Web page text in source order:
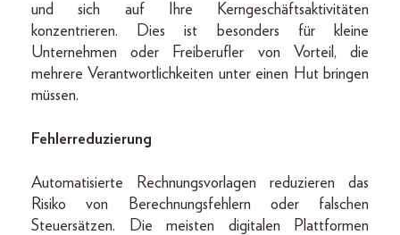
und sich auf Ihre Kerngeschäftsaktivitäten
konzentrieren. Dies ist besonders für kleine
Unternehmen oder Freiberufler von Vorteil, die
mehrere Verantwortlichkeiten unter einen Hut bringen
müssen.
Fehlerreduzierung
Automatisierte Rechnungsvorlagen reduzieren das
Risiko von Berechnungsfehlern oder falschen
Steuersätzen. Die meisten digitalen Plattformen